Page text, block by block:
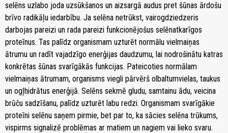
selēns uzlabo joda uzsūkšanos un aizsargā audus pret šūnas ārdošu
brīvo radikāļu iedarbību. Ja selēna netrūkst, vairogdziedzeris
darbojas pareizi un rada pareizi funkcionējošus selēnatkarīgos
proteīnus. Tas palīdz organismam uzturēt normālu vielmaiņas
ātrumu un radīt vajadzīgo enerģijas daudzumu, lai nodrošinātu katras
konkrētas šūnas svarīgākās funkcijas. Pateicoties normālam
vielmaiņas ātrumam, organisms viegli pārvērš olbaltumvielas, taukus
un ogļhidrātus enerģijā. Selēns sekmē gludu, samtainu ādu, veicina
brūču sadzīšanu, palīdz uzturēt labu redzi. Organismam svarīgākie
proteīni selēnu saņem pirmie, bet par to, ka sācies selēna trūkums,
vispirms signalizē problēmas ar matiem un nagiem vai lieko svaru.